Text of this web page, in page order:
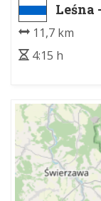
Leśna
11,7 km
4:15 h